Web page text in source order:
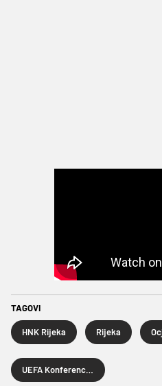
TAGOVI
HNK Rijeka Rijeka